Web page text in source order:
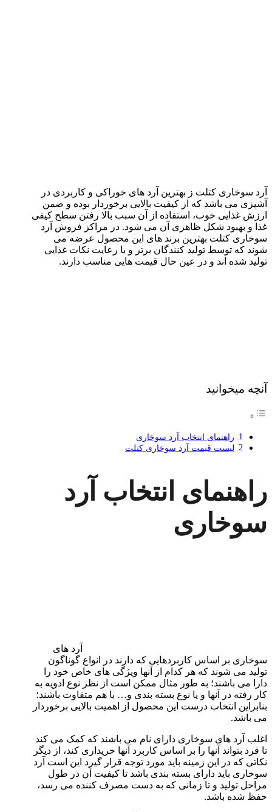
آرد سوخاری کتلت ز بهترین آرد های خوراکی و کاربردی در
آشپزی می باشد که از کیفیت بالایی برخوردار بوده و ضمن
ارزش غذایی خوب، استفاده از آن سبب بالا رفتن سطح کیفی
غذا و بهبود شکل ظاهری آن می شود. در مراکز فروش آرد
سوخاری کتلت بهترین برند های این محصول عرضه می
شوند که توسط تولید کنندگان برتر و با رعایت نکات غذایی
تولید شده اند و در عین حال قیمت هایی مناسب دارند.
آنچه میخوانید
راهنمای انتخاب آرد سوخاری
لیست قیمت آرد سوخاری کتلت
راهنمای انتخاب آرد
سوخاری
آرد های
سوخاری بر اساس کاربردهایی که دارند در انواع گوناگون
تولید می شوند که هر کدام از آنها ویژگی های خاص خود را
دارا می باشند؛ به طور مثال ممکن است از نظر نوع ادویه به
کار رفته در آنها و یا نوع بسته بندی و… با هم متفاوت باشند؛
بنابراین انتخاب درست این محصول از اهمیت بالایی برخوردار
می باشد.
اغلب آرد های سوخاری دارای نام می باشند که کمک می کند
تا فرد بتواند آنها را بر اساس کاربرد آنها خریداری کند، از دیگر
نکاتی که در این زمینه باید مورد توجه قرار گیرد این است آرد
سوخاری باید دارای بسته بندی باشد تا کیفیت آن در طول
مراحل تولید و تا زمانی که به دست مصرف کننده می رسد،
حفظ شده باشد.